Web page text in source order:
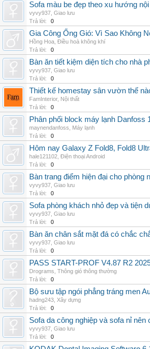
Sofa màu be đẹp theo xu hướng
vyvy937 Giao lưu
Trả lời:
0
Gia Công Ống Gió: Vì Sao Không
Hồng Hoa Điều hoà không khí
Trả lời:
0
Bàn ăn tiết kiệm diện tích cho nhà
vyvy937 Giao lưu
Trả lời:
0
Thiết kế homestay sân vườn thế
FamInterior, Nội thất
Trả lời:
0
Phân phối block máy lạnh Danfoss
maynendanfoss
Máy lạnh
Trả lời:
0
Hôm nay Galaxy Z Fold8, Fold8
hale121102 Điện thoại Android
Trả lời:
0
Bàn trang điểm hiện đại cho phòng
vyvy937 Giao lưu
Trả lời:
0
Sofa phòng khách nhỏ đẹp và tiện
vyvy937 Giao lưu
Trả lời:
0
Bàn ăn chân sắt mặt đá có chắc
vyvy937 Giao lưu
Trả lời:
0
PASS START-PROF V4.87 R2
Drograms Thông gió thông thường
Trả lời:
0
Bộ sưu tập ngói phẳng tráng men
hadng243 Xây dựng
Trả lời:
0
Sofa da công nghiệp và sofa nỉ nên
vyvy937 Giao lưu
Trả lời:
0